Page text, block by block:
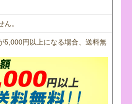
ん。
5,000円以上になる場合、送料無